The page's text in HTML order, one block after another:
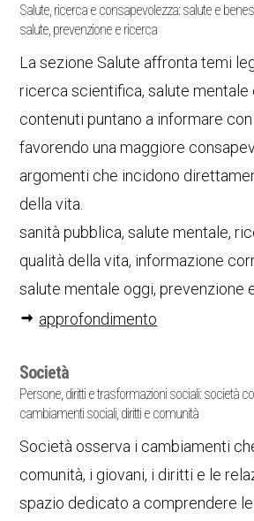
Salute, ricerca e consapevolezza: salute e
salute, prevenzione e ricerca
La sezione Salute affronta temi
ricerca scientifica, salute mentale
contenuti puntano a informare
favorendo una maggiore
argomenti che incidono
della vita.
sanità pubblica, salute mentale,
qualità della vita, informazione
salute mentale oggi, prevenzione
approfondimento
Società
Persone, diritti e trasformazioni sociali: società
cambiamenti sociali, diritti e comunità
Società osserva i cambiamenti
comunità, i giovani, i diritti e le
spazio dedicato a comprendere